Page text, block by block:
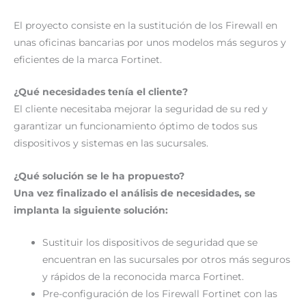
El proyecto consiste en la sustitución de los Firewall en
unas oficinas bancarias por unos modelos más seguros y
eficientes de la marca Fortinet.
¿Qué necesidades tenía el cliente?
El cliente necesitaba mejorar la seguridad de su red y
garantizar un funcionamiento óptimo de todos sus
dispositivos y sistemas en las sucursales.
¿Qué solución se le ha propuesto?
Una vez finalizado el análisis de necesidades, se
implanta la siguiente solución:
Sustituir los dispositivos de seguridad que se
encuentran en las sucursales por otros más seguros
y rápidos de la reconocida marca Fortinet.
Pre-configuración de los Firewall Fortinet con las